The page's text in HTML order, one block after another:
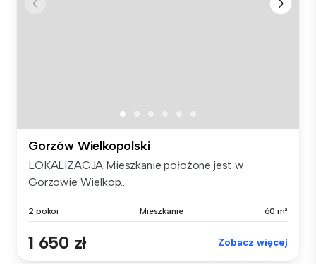
Gorzów Wielkopolski
LOKALIZACJA Mieszkanie położone jest w
Gorzowie Wielkop...
2 pokoi Mieszkanie 60 m²
1 650 zł Zobacz więcej